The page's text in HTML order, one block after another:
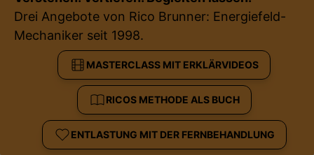
Betreibt seit 1998 seine
eigene Praxis in St.Gallen.
Das Ziel von Rico Brunner ist,
Menschen in die eigene Kraft, Stärke
und Potential zu begleiten. Er ist
überzeugt, dass die
Drei Angebote von Rico Brunner: Energiefeld-
Mechaniker seit 1998.
MASTERCLASS MIT ERKLÄRVIDEOS
RICOS METHODE ALS BUCH
ENTLASTUNG MIT DER FERNBEHANDLUNG